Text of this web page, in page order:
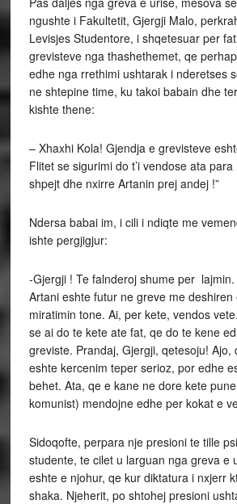
ngushte i Fakultetit, Gjergji Malo,
Levisjes Studentore, i shqetesuar per
grevisteve nga thashethemet, qe
edhe nga rrethimi ushtarak i nderetses
ne shtepine time, ku takoi babain dhe
kishte thene:
– Xhaxhi Kola! Gjendja e grevisteve
Flitet se sigurimi do t’i vendose ata
shpejt dhe nxirre Artanin prej andej !”
Ndersa babai im, i cili i ndiqte me
ishte pergjigjur:
-Gjergji ! Te falnderoj shume per
Artani eshte futur ne greve me deshiren
miratimin tone. Ai, per kete, vendos
se ai do te kete ate fat, qe do te kene
greviste. Prandaj, Gjergji, qetesoju! Ajo,
eshte kercenim teper serioz, por edhe
behet. Ata, qe e kane ne dore kete
komunist) mendojne edhe per kokat e
Sidoqofte, perpara nje presioni te tille
studente, te cilet u larguan nga greva e
eshte e njohur, qe kur diktatura i nxjerr
shaka. Njeherit, po shtohej presioni